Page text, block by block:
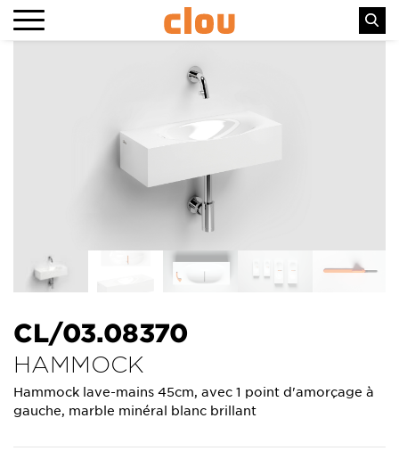
CL/03.08370
HAMMOCK
Hammock lave-mains 45cm, avec 1 point d'amorçage à
gauche, marble minéral blanc brillant